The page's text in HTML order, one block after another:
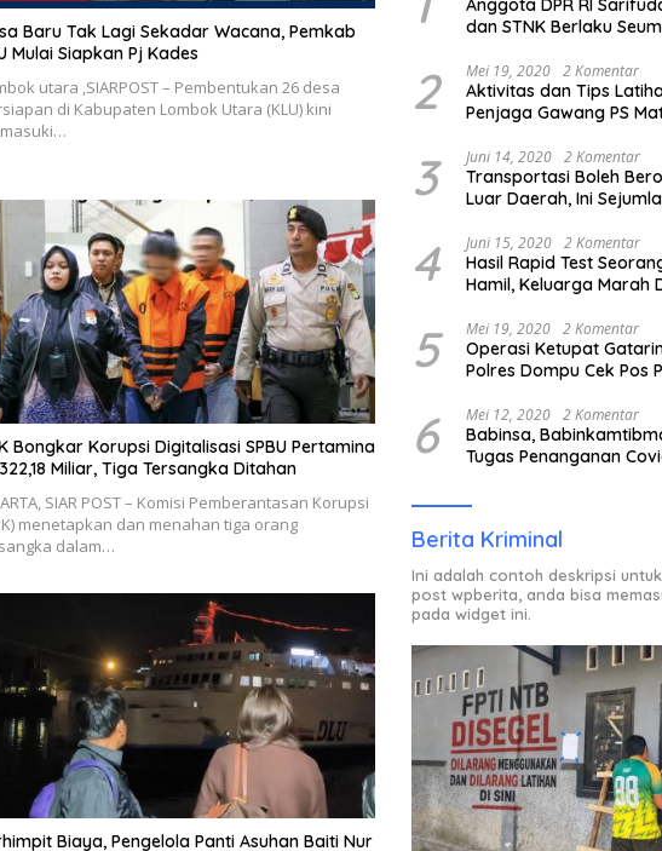
Baru Tak Lagi Sekadar Wacana, Pemkab
Mulai Siapkan Pj Kades
utara ,SIARPOST – Pembentukan 26 desa
di Kabupaten Lombok Utara (KLU) kini
Bongkar Korupsi Digitalisasi SPBU Pertamina
Miliar, Tiga Tersangka Ditahan
SIAR POST – Komisi Pemberantasan Korupsi
menetapkan dan menahan tiga orang
dalam…
Biaya, Pengelola Panti Asuhan Baiti Nur
Anggota DPR RI
dan STNK Berlaku
2 Mei 19, 2020 2 Komentar
Aktivitas dan Tips
Penjaga Gawang PS
3 Juni 14, 2020 2 Komentar
Transportasi Boleh
Luar Daerah, Ini
4 Juni 15, 2020 2 Komentar
Hasil Rapid Test
Hamil, Keluarga Marah
5 Mei 19, 2020 2 Komentar
Operasi Ketupat
Polres Dompu Cek Pos
6 Mei 12, 2020 2 Komentar
Babinsa,
Tugas Penanganan
ODP.
Berita Kriminal
Ini adalah contoh deskripsi
post wpberita, anda bisa
pada widget ini.